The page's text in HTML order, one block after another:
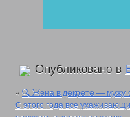
Опубликовано в
« 🔍 Жена в декрете — мужу
С этого года все